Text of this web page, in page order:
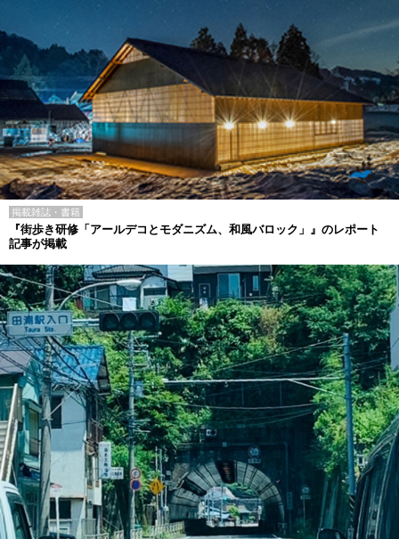
掲載雑誌・書籍
『街歩き研修「アールデコとモダニズム、和風バロック」』のレポート
記事が掲載